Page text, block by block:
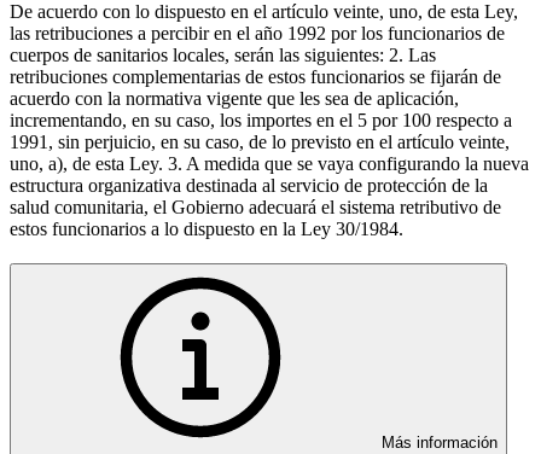
De acuerdo con lo dispuesto en el artículo veinte, uno, de esta Ley,
las retribuciones a percibir en el año 1992 por los funcionarios de
cuerpos de sanitarios locales, serán las siguientes: 2. Las
retribuciones complementarias de estos funcionarios se fijarán de
acuerdo con la normativa vigente que les sea de aplicación,
incrementando, en su caso, los importes en el 5 por 100 respecto a
1991, sin perjuicio, en su caso, de lo previsto en el artículo veinte,
uno, a), de esta Ley. 3. A medida que se vaya configurando la nueva
estructura organizativa destinada al servicio de protección de la
salud comunitaria, el Gobierno adecuará el sistema retributivo de
estos funcionarios a lo dispuesto en la Ley 30/1984.
Más información